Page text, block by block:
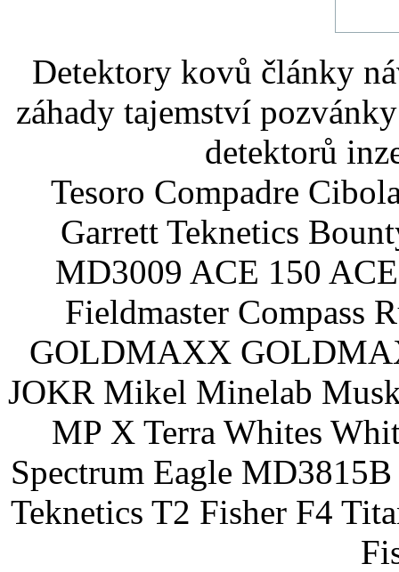
Detektory kovů články
záhady tajemství
detektorů
Tesoro Compadre
Garrett Teknetics
MD3009 ACE 150
Fieldmaster Compass
GOLDMAXX
JOKR Mikel Minelab
MP X Terra Whites
Spectrum Eagle
Teknetics T2 Fisher F4